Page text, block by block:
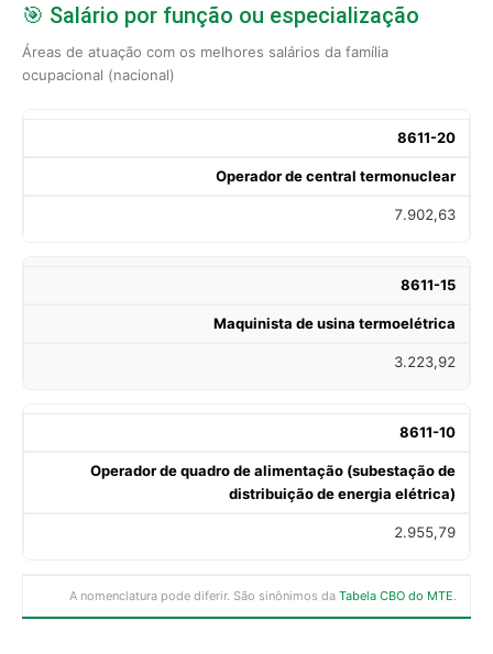
🎯 Salário por função ou especialização
Áreas de atuação com os melhores salários da família
ocupacional (nacional)
8611-20
Operador de central termonuclear
7.902,63
8611-15
Maquinista de usina termoelétrica
3.223,92
8611-10
Operador de quadro de alimentação (subestação de
distribuição de energia elétrica)
2.955,79
A nomenclatura pode diferir. São sinônimos da Tabela CBO do MTE.